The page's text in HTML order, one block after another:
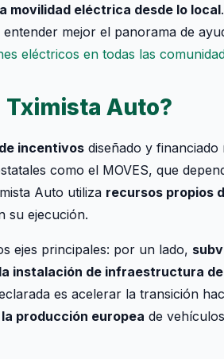
movilidad eléctrica desde lo local
mejor el panorama de
eléctricos en todas las
Tximista Auto?
incentivos diseñado y
como el MOVES, que
Auto utiliza recursos propios
su ejecución.
ejes principales: por un lado,
instalación de infraestructura
es acelerar la transición
producción europea de